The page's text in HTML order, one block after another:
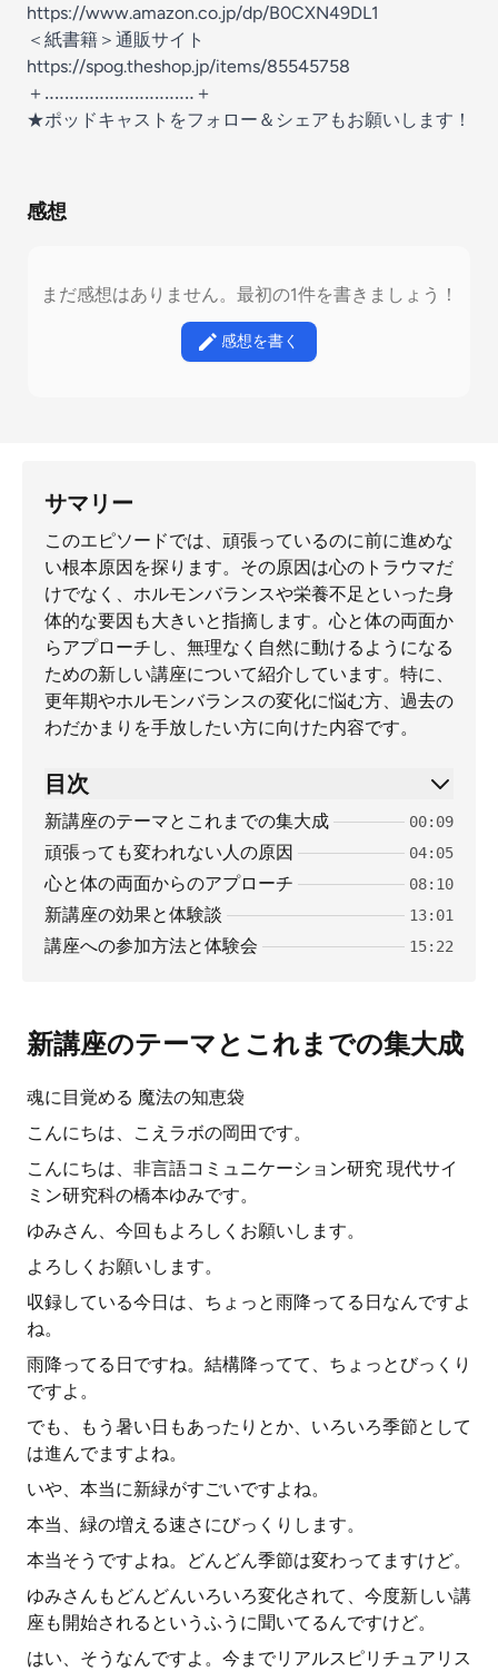
https://www.amazon.co.jp/dp/B0CXN49DL1
＜紙書籍＞通販サイト
https://spog.theshop.jp/items/85545758
＋‥‥‥‥‥‥‥‥‥‥‥‥‥‥‥＋
★ポッドキャストをフォロー＆シェアもお願いします！
感想
まだ感想はありません。最初の1件を書きましょう！
感想を書く
サマリー
このエピソードでは、頑張っているのに前に進めな
い根本原因を探ります。その原因は心のトラウマだ
けでなく、ホルモンバランスや栄養不足といった身
体的な要因も大きいと指摘します。心と体の両面か
らアプローチし、無理なく自然に動けるようになる
ための新しい講座について紹介しています。特に、
更年期やホルモンバランスの変化に悩む方、過去の
わだかまりを手放したい方に向けた内容です。
目次
新講座のテーマとこれまでの集大成 00:09
頑張っても変われない人の原因 04:05
心と体の両面からのアプローチ 08:10
新講座の効果と体験談 13:01
講座への参加方法と体験会 15:22
新講座のテーマとこれまでの集大成
魂に目覚める 魔法の知恵袋
こんにちは、こえラボの岡田です。
こんにちは、非言語コミュニケーション研究 現代サイ
ミン研究科の橋本ゆみです。
ゆみさん、今回もよろしくお願いします。
よろしくお願いします。
収録している今日は、ちょっと雨降ってる日なんですよ
ね。
雨降ってる日ですね。結構降ってて、ちょっとびっくり
ですよ。
でも、もう暑い日もあったりとか、いろいろ季節として
は進んでますよね。
いや、本当に新緑がすごいですよね。
本当、緑の増える速さにびっくりします。
本当そうですよね。どんどん季節は変わってますけど。
ゆみさんもどんどんいろいろ変化されて、今度新しい講
座も開始されるというふうに聞いてるんですけど。
はい、そうなんですよ。今までリアルスピリチュアリス